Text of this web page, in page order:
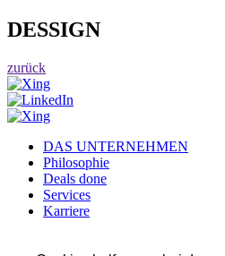
DESSIGN
zurück
DAS UNTERNEHMEN
Philosophie
Deals done
Services
Karriere